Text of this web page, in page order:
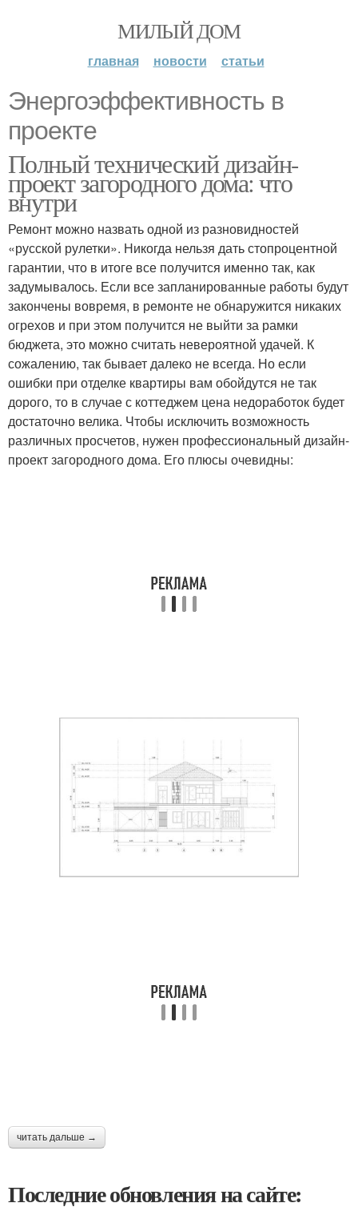
МИЛЫЙ ДОМ
главная новости статьи
Энергоэффективность в
проекте
Полный технический дизайн-
проект загородного дома: что
внутри
Ремонт можно назвать одной из разновидностей
«русской рулетки». Никогда нельзя дать стопроцентной
гарантии, что в итоге все получится именно так, как
задумывалось. Если все запланированные работы будут
закончены вовремя, в ремонте не обнаружится никаких
огрехов и при этом получится не выйти за рамки
бюджета, это можно считать невероятной удачей. К
сожалению, так бывает далеко не всегда. Но если
ошибки при отделке квартиры вам обойдутся не так
дорого, то в случае с коттеджем цена недоработок будет
достаточно велика. Чтобы исключить возможность
различных просчетов, нужен профессиональный дизайн-
проект загородного дома. Его плюсы очевидны:
читать дальше →
Последние обновления на сайте: